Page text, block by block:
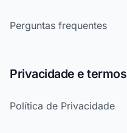
Perguntas frequentes
Privacidade e termos
Política de Privacidade